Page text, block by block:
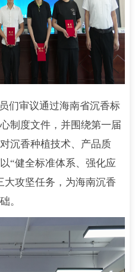
们审议通过海南省沉香标
制度文件，并围绕第一届
沉香种植技术、产品质
“健全标准体系、强化应
大攻坚任务，为海南沉香
。